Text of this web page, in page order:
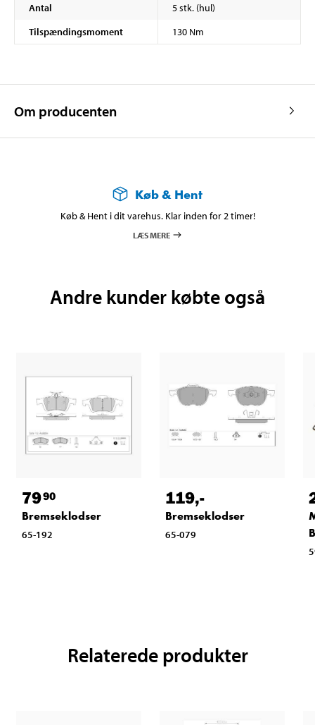
Antal
5 stk. (hul)
Tilspændingsmoment
130 Nm
Om producenten
Køb & Hent
Køb & Hent i dit varehus. Klar inden for 2 timer!
LÆS MERE
Andre kunder købte også
7990
Bremseklodser
65-192
119,-
Bremseklodser
65-079
Relaterede produkter